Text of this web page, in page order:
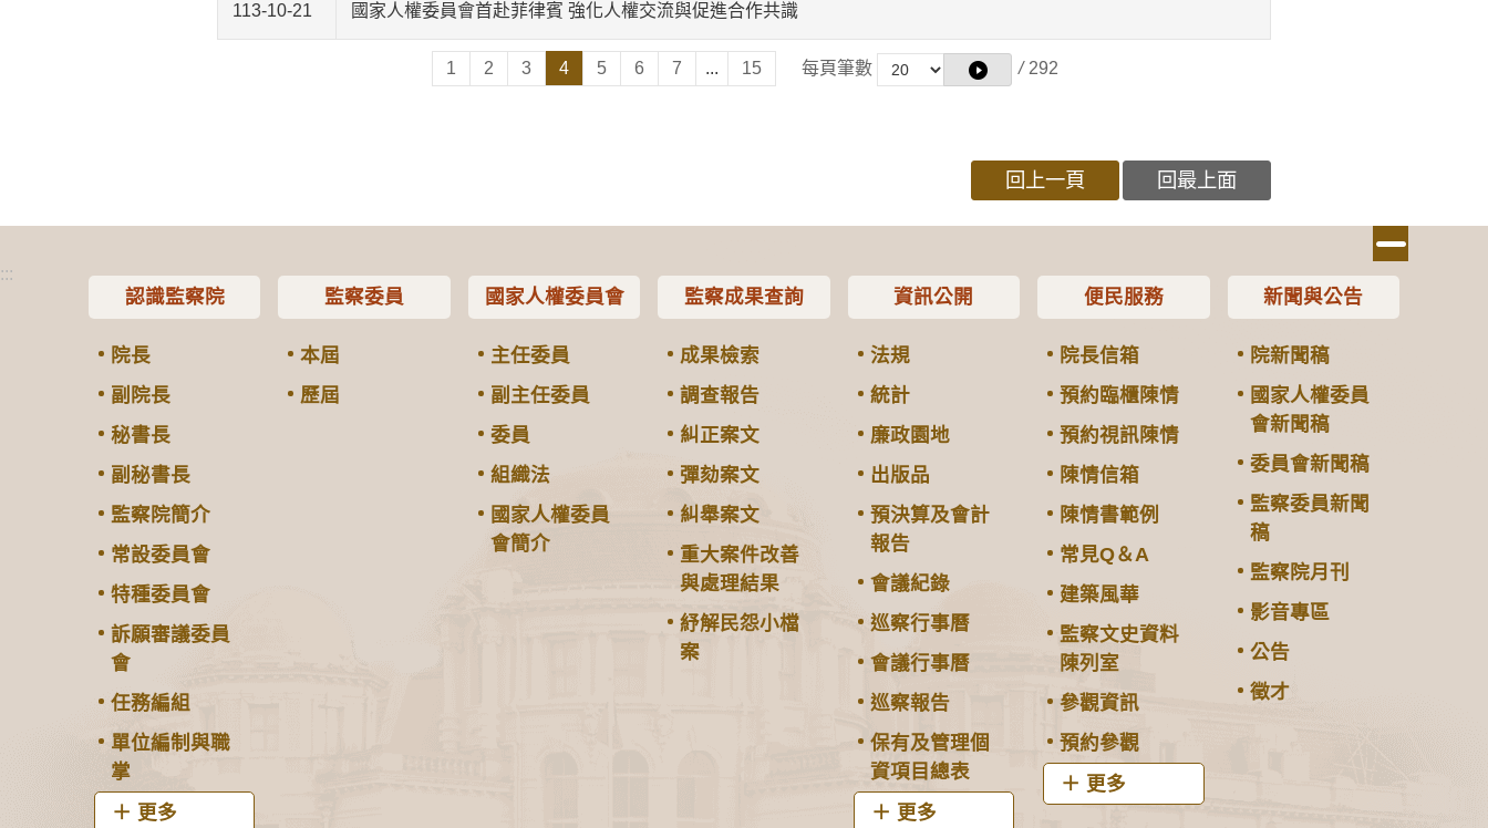
113-10-21 國家人權委員會首赴菲律賓 強化人權交流與促進合作共識
1 2 3 4 5 6 7 ... 15 每頁筆數 / 292
回上一頁 回最上面
:::
認識監察院
院長
副院長
秘書長
副秘書長
監察院簡介
常設委員會
特種委員會
訴願審議委員
會
任務編組
單位編制與職
掌
更多
監察委員
本屆
歷屆
國家人權委員會
主任委員
副主任委員
委員
組織法
國家人權委員
會簡介
監察成果查詢
成果檢索
調查報告
糾正案文
彈劾案文
糾舉案文
重大案件改善
與處理結果
紓解民怨小檔
案
資訊公開
法規
統計
廉政園地
出版品
預決算及會計
報告
會議紀錄
巡察行事曆
會議行事曆
巡察報告
保有及管理個
資項目總表
更多
便民服務
院長信箱
預約臨櫃陳情
預約視訊陳情
陳情信箱
陳情書範例
常見Q＆A
建築風華
監察文史資料
陳列室
參觀資訊
預約參觀
更多
新聞與公告
院新聞稿
國家人權委員
會新聞稿
委員會新聞稿
監察委員新聞
稿
監察院月刊
影音專區
公告
徵才